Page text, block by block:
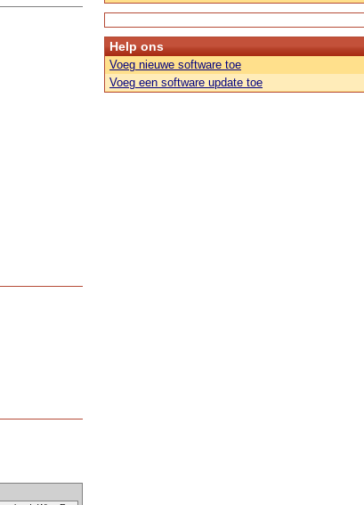
Help ons
Voeg nieuwe software toe
Voeg een software update toe